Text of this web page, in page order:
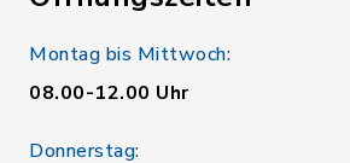
Montag bis Mittwoch:
08.00-12.00 Uhr
Donnerstag: